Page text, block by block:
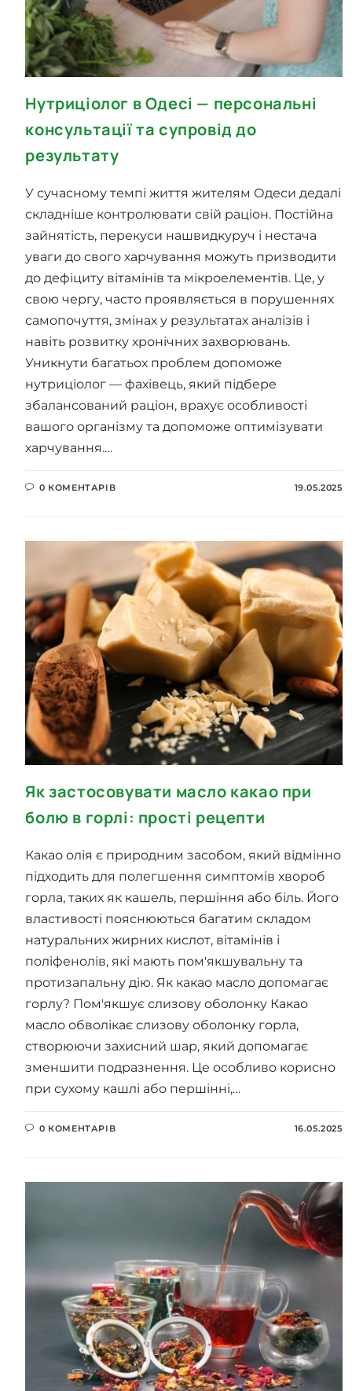
Нутриціолог в Одесі — персональні
консультації та супровід до
результату
У сучасному темпі життя жителям Одеси дедалі
складніше контролювати свій раціон. Постійна
зайнятість, перекуси нашвидкуруч і нестача
уваги до свого харчування можуть призводити
до дефіциту вітамінів та мікроелементів. Це, у
свою чергу, часто проявляється в порушеннях
самопочуття, змінах у результатах аналізів і
навіть розвитку хронічних захворювань.
Уникнути багатьох проблем допоможе
нутриціолог — фахівець, який підбере
збалансований раціон, врахує особливості
вашого організму та допоможе оптимізувати
харчування.…
0 КОМЕНТАРІВ 19.05.2025
Як застосовувати масло какао при
болю в горлі: прості рецепти
Какао олія є природним засобом, який відмінно
підходить для полегшення симптомів хвороб
горла, таких як кашель, першіння або біль. Його
властивості пояснюються багатим складом
натуральних жирних кислот, вітамінів і
поліфенолів, які мають пом'якшувальну та
протизапальну дію. Як какао масло допомагає
горлу? Пом'якшує слизову оболонку Какао
масло обволікає слизову оболонку горла,
створюючи захисний шар, який допомагає
зменшити подразнення. Це особливо корисно
при сухому кашлі або першінні,…
0 КОМЕНТАРІВ 16.05.2025